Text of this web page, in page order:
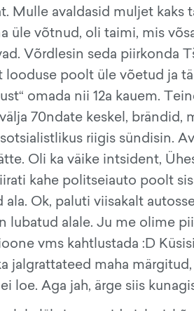
Mulle avaldasid muljet kaks
üle võtnud, oli taimi, mis
Võrdlesin seda piirkonda
looduse poolt üle võetud ja
omada nii 12a kauem.
70ndate keskel, brändid,
riigis sündisin.
Oli ka väike intsident,
kahe politseiauto poolt
ala. Ok, paluti viisakalt
lubatud alale. Ju me olime
vms kahtlustada :D
jalgrattateed maha
loe. Aga jah, ärge siis